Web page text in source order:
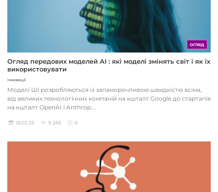
ОГЛЯД
Огляд передових моделей AI : які моделі змінять світ і як їх
використовувати
Інновації
Моделі ШІ розробляються із запаморочливою швидкістю всіма,
від великих технологічних компаній на кшталт Google до стартапів
на кшталт OpenAI і Anthrop...
18.02.25 9 265 0